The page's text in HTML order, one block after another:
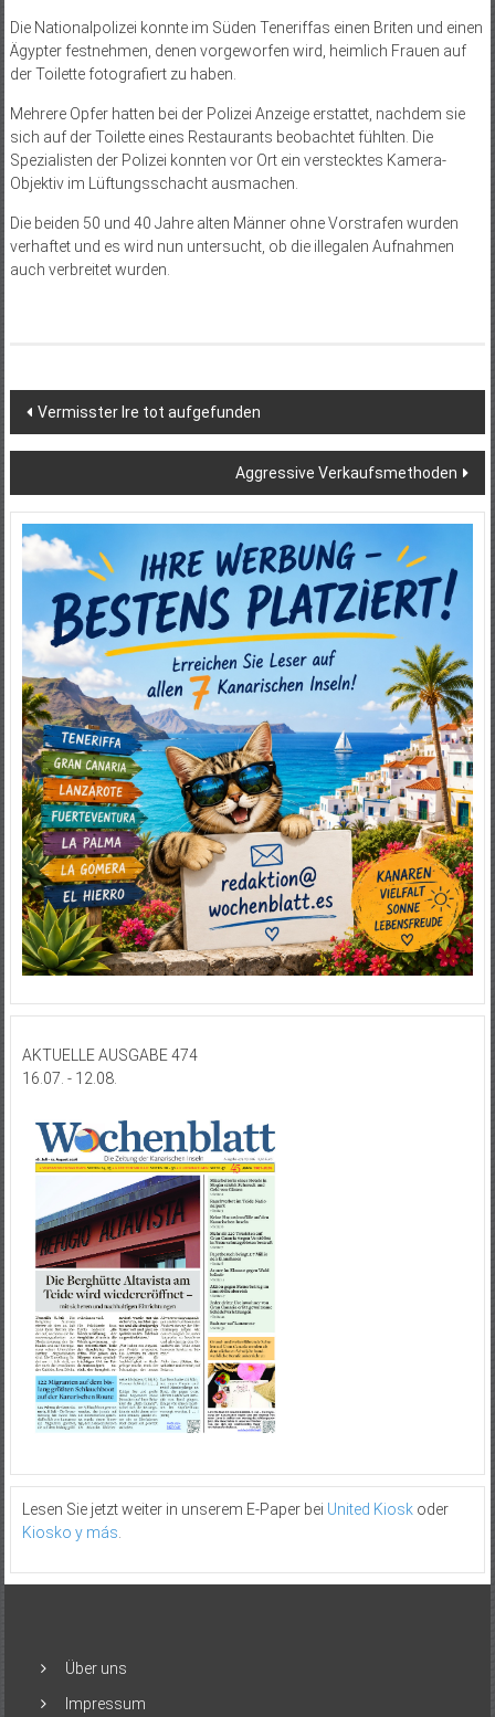
Die Nationalpolizei konnte im Süden Teneriffas einen Briten und einen
Ägypter festnehmen, denen vorgeworfen wird, heimlich Frauen auf
der Toilette fotografiert zu haben.
Mehrere Opfer hatten bei der Polizei Anzeige erstattet, nachdem sie
sich auf der Toilette eines Restaurants beobachtet fühlten. Die
Spezialisten der Polizei konnten vor Ort ein verstecktes Kamera-
Objektiv im Lüftungsschacht ausmachen.
Die beiden 50 und 40 Jahre alten Männer ohne Vorstrafen wurden
verhaftet und es wird nun untersucht, ob die illegalen Aufnahmen
auch verbreitet wurden.
Beitragsnavigation
Vermisster Ire tot aufgefunden
Aggressive Verkaufsmethoden
AKTUELLE AUSGABE 474
16.07. - 12.08.
Lesen Sie jetzt weiter in unserem E-Paper bei United Kioskoder
Kiosko y más.
Über uns
Impressum